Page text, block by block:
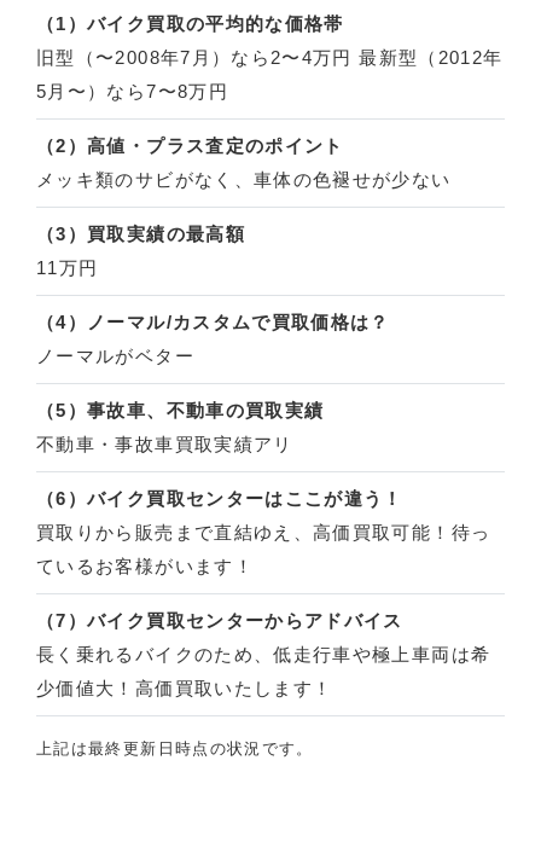
（1）バイク買取の平均的な価格帯
旧型（〜2008年7月）なら2〜4万円 最新型（2012年
5月〜）なら7〜8万円
（2）高値・プラス査定のポイント
メッキ類のサビがなく、車体の色褪せが少ない
（3）買取実績の最高額
11万円
（4）ノーマル/カスタムで買取価格は？
ノーマルがベター
（5）事故車、不動車の買取実績
不動車・事故車買取実績アリ
（6）バイク買取センターはここが違う！
買取りから販売まで直結ゆえ、高価買取可能！待っ
ているお客様がいます！
（7）バイク買取センターからアドバイス
長く乗れるバイクのため、低走行車や極上車両は希
少価値大！高価買取いたします！
上記は最終更新日時点の状況です。